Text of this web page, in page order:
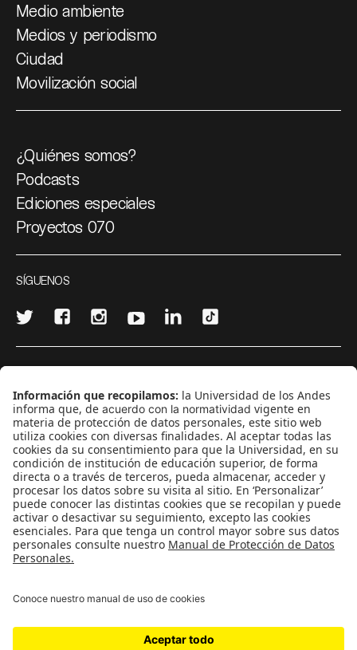
Medio ambiente
Medios y periodismo
Ciudad
Movilización social
¿Quiénes somos?
Podcasts
Ediciones especiales
Proyectos 070
SÍGUENOS
CONTÁCTANOS
cerosetenta@uniandes.edu.co
BOGOTÁ, COLOMBIA
NEWSLETTER